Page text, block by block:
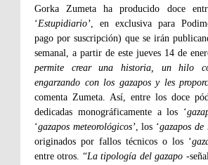
Gorka Zumeta ha producido doce
‘Estupidiario’, en exclusiva para
pago por suscripción) que se irán
semanal, a partir de este jueves 14 de
permite crear una historia, un hilo
engarzando con los gazapos y les
comenta Zumeta. Así, entre los doce
dedicadas monográficamente a los ‘
‘gazapos meteorológicos’, los ‘gazapos de
originados por fallos técnicos o los ‘
entre otros. “La tipología del gazapo -